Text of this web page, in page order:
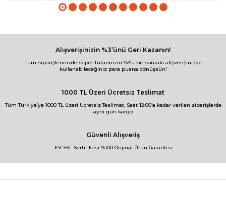
Alışverişinizin %3’ünü Geri Kazanın!
Tüm siparişlerinizde sepet tutarınızın %3’ü bir sonraki alışverişinizde
kullanabileceğiniz para puana dönüşsün!
1000 TL Üzeri Ücretsiz Teslimat
Tüm Türkiye’ye 1000 TL üzeri Ücretsiz Teslimat. Saat 12:00’a kadar verilen siparişlerde
aynı gün kargo
Güvenli Alışveriş
EV SSL Sertifikası %100 Orijinal Ürün Garantisi